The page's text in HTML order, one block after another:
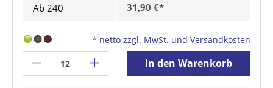
Ab 240 31,90 €*
* netto zzgl. MwSt. und Versandkosten
In den Warenkorb